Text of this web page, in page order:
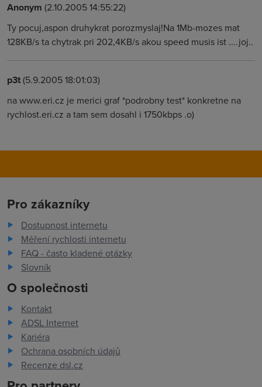
Anonym (2.10.2005 14:55:22)
Ty pocuj,aspon druhykrat porozmyslaj!Na 1Mb-mozes mat
128KB/s ta chytrak pri 202,4KB/s akou speed musis ist ....joj..
p3t(5.9.2005 18:01:03)
na www.eri.cz je merici graf *podrobny test* konkretne na
rychlost.eri.cz a tam sem dosahl i 1750kbps .o)
Pro zákazníky
Dostupnost internetu
Měření rychlosti internetu
FAQ - často kladené otázky
Slovník
O společnosti
Kontakt
ADSL Internet
Kariéra
Ochrana osobních údajů
Recenze dsl.cz